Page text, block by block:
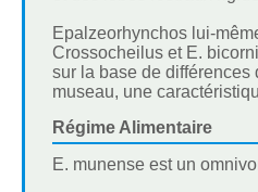
Epalzeorhynchos lui-
Crossocheilus et E.
sur la base de
museau, une
Régime Alimentaire
E. munense est un